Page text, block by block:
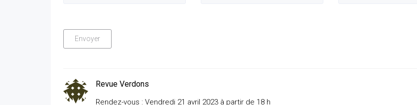
Revue Verdons
Rendez-vous : Vendredi 21 avril 2023 à partir de 18 h